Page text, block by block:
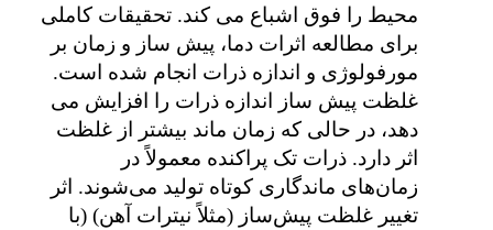
محیط را فوق اشباع می کند. تحقیقات کاملی
برای مطالعه اثرات دما، پیش ساز و زمان بر
مورفولوژی و اندازه ذرات انجام شده است.
غلظت پیش ساز اندازه ذرات را افزایش می
دهد، در حالی که زمان ماند بیشتر از غلظت
اثر دارد. ذرات تک پراکنده معمولاً در
زمان‌های ماندگاری کوتاه تولید می‌شوند. اثر
تغییر غلظت پیش‌ساز (مثلاً نیترات آهن) (با